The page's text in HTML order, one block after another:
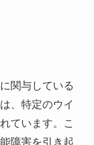
関与している
、特定のウイ
ています。こ
障害を引き起